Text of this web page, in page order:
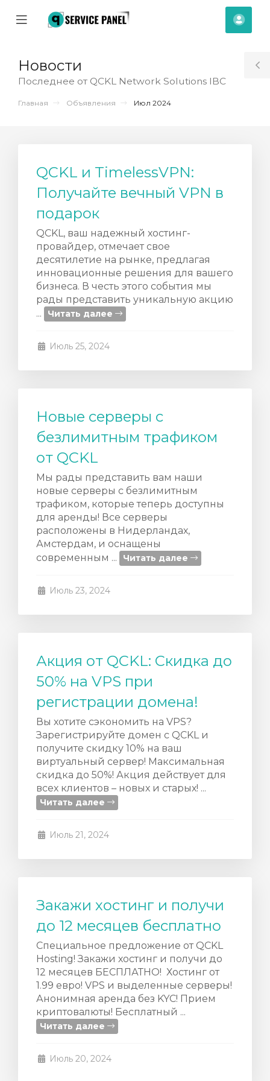
Mobile
Новости
Последнее от QCKL Network Solutions IBC
Главная Объявления Июл 2024
QCKL и TimelessVPN:
Получайте вечный VPN в
подарок
QCKL, ваш надежный хостинг-
провайдер, отмечает свое
десятилетие на рынке, предлагая
инновационные решения для вашего
бизнеса. В честь этого события мы
рады представить уникальную акцию
...
Читать далее
Июль 25, 2024
Новые серверы с
безлимитным трафиком
от QCKL
Мы рады представить вам наши
новые серверы с безлимитным
трафиком, которые теперь доступны
для аренды! Все серверы
расположены в Нидерландах,
Амстердам, и оснащены
современным ...
Читать далее
Июль 23, 2024
Акция от QCKL: Скидка до
50% на VPS при
регистрации домена!
Вы хотите сэкономить на VPS?
Зарегистрируйте домен с QCKL и
получите скидку 10% на ваш
виртуальный сервер! Максимальная
скидка до 50%! Акция действует для
всех клиентов – новых и старых! ...
Читать далее
Июль 21, 2024
Закажи хостинг и получи
до 12 месяцев бесплатно
Специальное предложение от QCKL
Hosting! Закажи хостинг и получи до
12 месяцев БЕСПЛАТНО! Хостинг от
1.99 евро! VPS и выделенные серверы!
Анонимная аренда без KYC! Прием
криптовалюты! Бесплатный ...
Читать далее
Июль 20, 2024